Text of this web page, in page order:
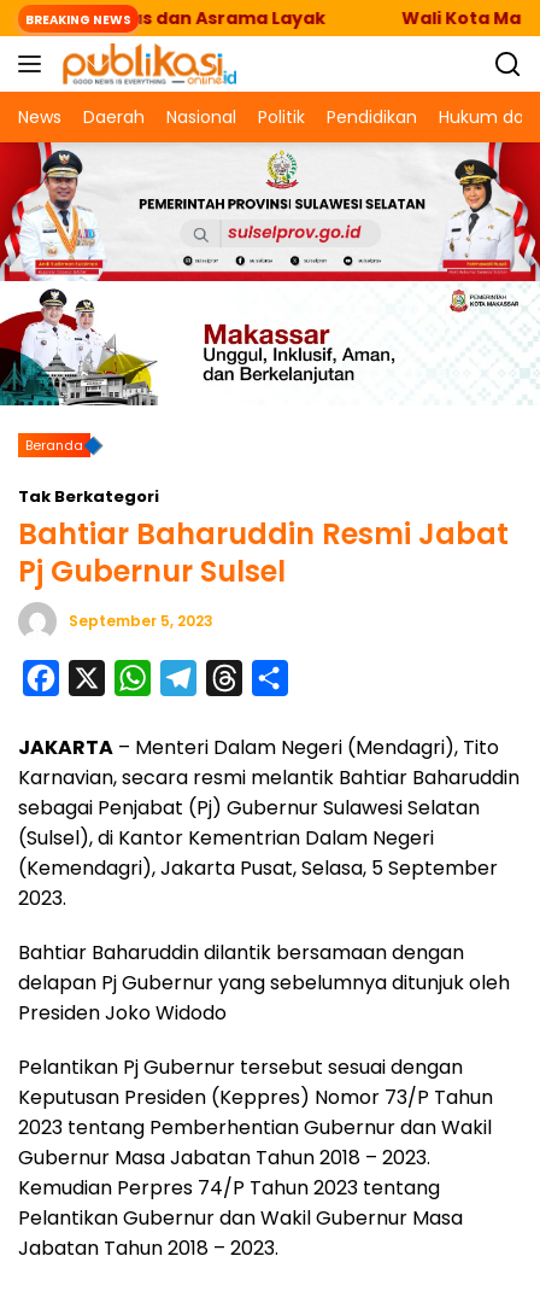
Langsung
ke
konten
BREAKING NEWS
Fasilitas dan Asrama Layak Wali Kota
News Daerah Nasional Politik Pendidikan Hukum dan
Beranda
Tak Berkategori
Bahtiar Baharuddin Resmi Jabat
Pj Gubernur Sulsel
September 5, 2023
c
e
b
o
o
W
a
t
s
l
e
g
r
r
e
a
d
a
r
e
JAKARTA – Menteri Dalam Negeri (Mendagri), Tito
Karnavian, secara resmi melantik Bahtiar Baharuddin
sebagai Penjabat (Pj) Gubernur Sulawesi Selatan
(Sulsel), di Kantor Kementrian Dalam Negeri
(Kemendagri), Jakarta Pusat, Selasa, 5 September
2023.
Bahtiar Baharuddin dilantik bersamaan dengan
delapan Pj Gubernur yang sebelumnya ditunjuk oleh
Presiden Joko Widodo
Pelantikan Pj Gubernur tersebut sesuai dengan
Keputusan Presiden (Keppres) Nomor 73/P Tahun
2023 tentang Pemberhentian Gubernur dan Wakil
Gubernur Masa Jabatan Tahun 2018 – 2023.
Kemudian Perpres 74/P Tahun 2023 tentang
Pelantikan Gubernur dan Wakil Gubernur Masa
Jabatan Tahun 2018 – 2023.